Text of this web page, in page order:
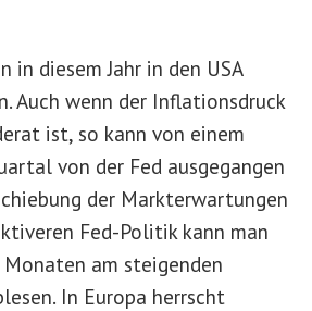
in diesem Jahr in den USA
Auch wenn der Inflationsdruck
ist, so kann von einem
von der Fed ausgegangen
der Markterwartungen
Fed-Politik kann man
am steigenden
In Europa herrscht